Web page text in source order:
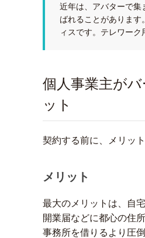
近年は、アバターで集
ばれることがありま
ィスです。テレワー
個人事業主が
ット
契約する前に、メリッ
メリット
最大のメリットは、自
開業届などに都心の住
事務所を借りるより圧